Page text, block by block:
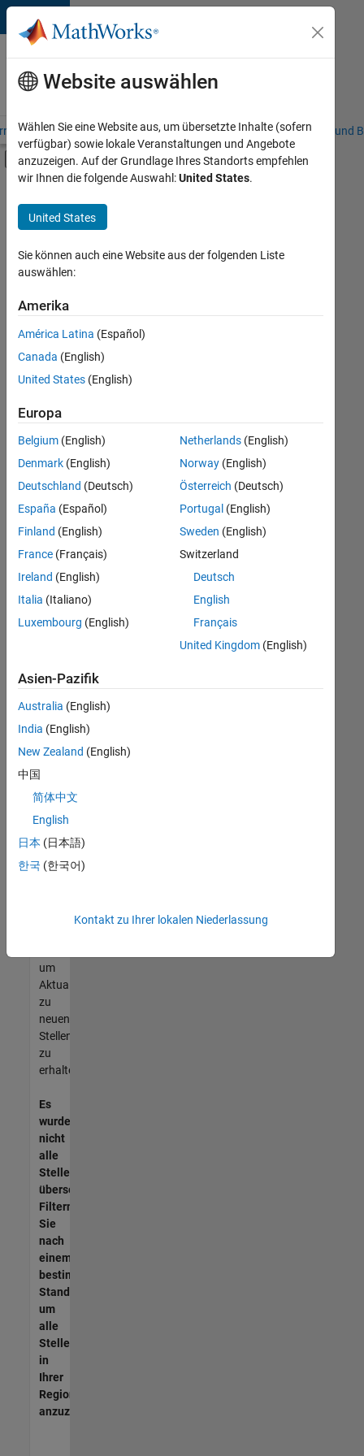
Weiter zum Inhalt
Karriere
bei
MathWorks
– Übersicht Stellensuche Niederlassungen Studierende und
Umschaltung für Off-Canvas-
Hauptinhalt
Advanced Support
Information Technology
Infrastructure and Architecture
Product Development
Quality Engineering
+4
Derzeit
es
keine
offenen
Stellen,
Ihren
Suchkriterien
entsprechen.
können
die
Suchkriterien
weiter
fassen
oder
alle
Stellenangebote
anzeigen .
noch
keine
offenen
Stellen
können,
die
Ihren
entsprechen,
werden
unseres
um
Aktualisierungen
zu
neuen
Stellenangeboten
zu
erhalten.
Es
wurden
nicht
alle
Stellen
übersetzt.
Filtern
Sie
nach
einem
bestimmten
Standort,
um
alle
Stellenangebote
in
Ihrer
Region
anzuzeigen.
Website auswählen
Wählen Sie eine Website aus, um übersetzte Inhalte (sofern
verfügbar) sowie lokale Veranstaltungen und Angebote
anzuzeigen. Auf der Grundlage Ihres Standorts empfehlen
wir Ihnen die folgende Auswahl:United States.
United States
Sie können auch eine Website aus der folgenden Liste
auswählen:
Amerika
América Latina (Español)
Canada (English)
United States (English)
Europa
Belgium (English)
Denmark (English)
Deutschland (Deutsch)
España (Español)
Finland (English)
France (Français)
Ireland (English)
Italia (Italiano)
Luxembourg (English)
Netherlands(English)
Norway(English)
Österreich (Deutsch)
Portugal (English)
Sweden (English)
Switzerland
Deutsch
English
Français
United Kingdom(English)
Asien-Pazifik
Australia (English)
India (English)
New Zealand (English)
中国
简体中文
English
日本 (日本語)
한국 (한국어)
Kontakt zu Ihrer lokalen Niederlassung